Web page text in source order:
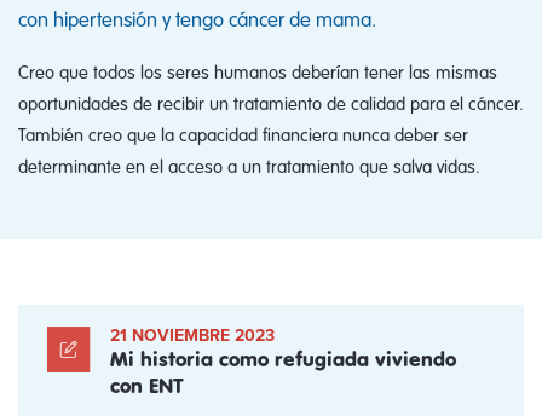
con hipertensión y tengo cáncer de mama.
Creo que todos los seres humanos deberían tener las mismas
oportunidades de recibir un tratamiento de calidad para el cáncer.
También creo que la capacidad financiera nunca deber ser
determinante en el acceso a un tratamiento que salva vidas.
21 NOVIEMBRE 2023
Mi historia como refugiada viviendo
con ENT